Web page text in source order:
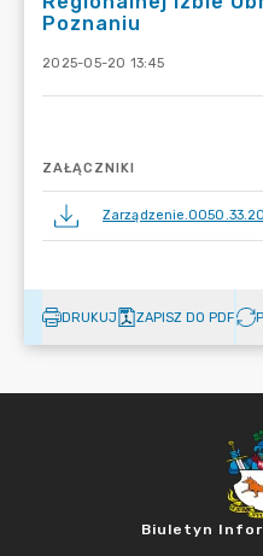
Poznaniu
2025-05-20 13:45
ZAŁĄCZNIKI
DRUKUJ ZAPISZ DO PDF
Biuletyn